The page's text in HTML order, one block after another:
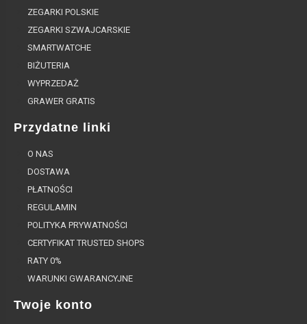
ZEGARKI POLSKIE
ZEGARKI SZWAJCARSKIE
SMARTWATCHE
BIŻUTERIA
WYPRZEDAŻ
GRAWER GRATIS
Przydatne linki
O NAS
DOSTAWA
PŁATNOŚCI
REGULAMIN
POLITYKA PRYWATNOŚCI
CERTYFIKAT TRUSTED SHOPS
RATY 0%
WARUNKI GWARANCYJNE
Twoje konto